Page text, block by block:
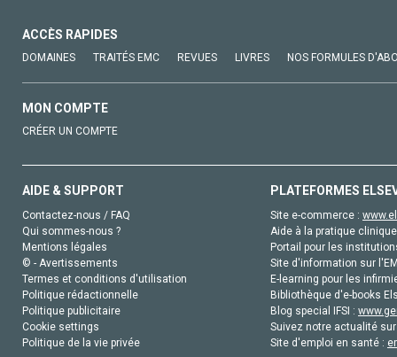
ACCÈS RAPIDES
DOMAINES TRAITÉS EMC REVUES LIVRES NOS FORMULES
MON COMPTE
CRÉER UN COMPTE
AIDE & SUPPORT
Contactez-nous / FAQ
Qui sommes-nous ?
Mentions légales
© - Avertissements
Termes et conditions d'utilisation
Politique rédactionnelle
Politique publicitaire
Cookie settings
Politique de la vie privée
PLATEFORMES
Site e-commerce :
Aide à la pratique
Portail pour les
Site d'information sur
E-learning pour les
Bibliothèque d'e-books
Blog special IFSI :
Suivez notre actualité
Site d'emploi en santé :